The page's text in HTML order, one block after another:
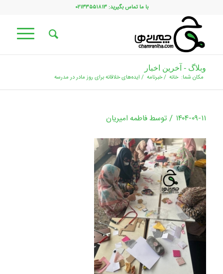
با ما تماس بگیرید: ۰۲۱۳۳۵۵۱۸۱۳
وبلاگ - آخرین اخبار
مکان شما: خانه /خبرنامه / ایده‌های خلاقانه برای روز مادر در مدرسه
۱۴۰۴-۰۹-۱۱ / توسطفاطمه امیریان